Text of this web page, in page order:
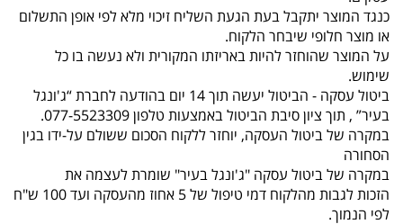
כנגד המוצר יתקבל בעת הגעת השליח זיכוי מלא לפי אופן התשלום
או מוצר חלופי שיבחר הלקוח.
על המוצר שהוחזר להיות באריזתו המקורית ולא נעשה בו כל
שימוש.
ביטול עסקה - הביטול יעשה תוך 14 יום בהודעה לחברת “ג'ונגל
בעיר” , תוך ציון סיבת הביטול באמצעות טלפון 077-5523309.
במקרה של ביטול העסקה, יוחזר ללקוח הסכום ששולם על-ידו בגין
הסחורה
במקרה של ביטול עסקה "ג'ונגל בעיר" שומרת לעצמה את
הזכות לגבות מהלקוח דמי טיפול של 5 אחוז מהעסקה ועד 100 ש"ח
לפי הנמוך.